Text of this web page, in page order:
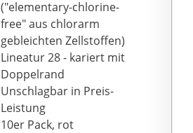
("elementary-chlorine-
free" aus chlorarm
gebleichten Zellstoffen)
Lineatur 28 - kariert mit
Doppelrand
Unschlagbar in Preis-
Leistung
10er Pack, rot